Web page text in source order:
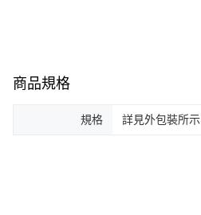
商品規格
規格 詳見外包裝所示